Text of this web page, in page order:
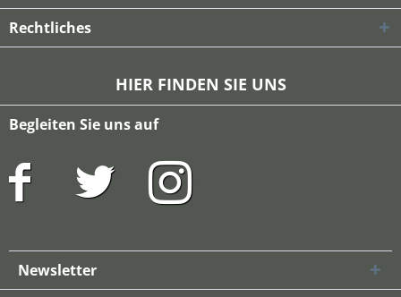
Rechtliches
HIER FINDEN SIE UNS
Begleiten Sie uns auf
Newsletter